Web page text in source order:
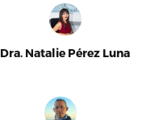
Dra. Natalie Pérez Luna